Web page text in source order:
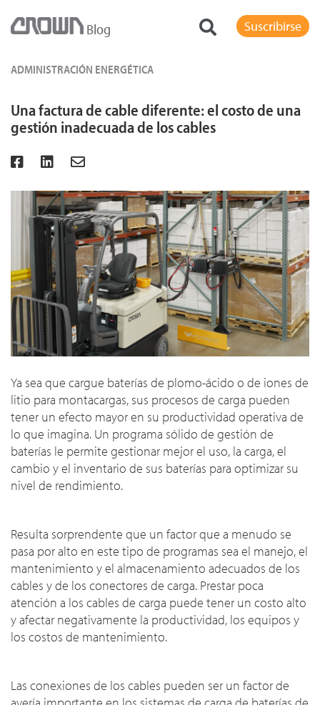
Blog Suscribirse
ADMINISTRACIÓN ENERGÉTICA
Una factura de cable diferente: el costo de una
gestión inadecuada de los cables
Ya sea que cargue baterías de plomo-ácido o de iones de
litio para montacargas, sus procesos de carga pueden
tener un efecto mayor en su productividad operativa de
lo que imagina. Un programa sólido de gestión de
baterías le permite gestionar mejor el uso, la carga, el
cambio y el inventario de sus baterías para optimizar su
nivel de rendimiento.
Resulta sorprendente que un factor que a menudo se
pasa por alto en este tipo de programas sea el manejo, el
mantenimiento y el almacenamiento adecuados de los
cables y de los conectores de carga. Prestar poca
atención a los cables de carga puede tener un costo alto
y afectar negativamente la productividad, los equipos y
los costos de mantenimiento.
Las conexiones de los cables pueden ser un factor de